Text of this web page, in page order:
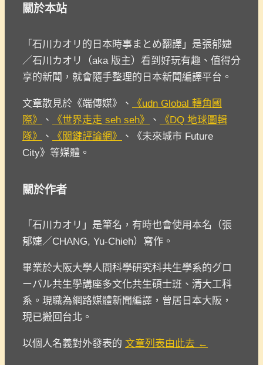
關於本站
「石川カオリ的日本時事まとめ翻譯」是張郁婕
／石川カオリ（aka 版主）看到好玩有趣、值得分
享的新聞，就會隨手整理的日本新聞編譯平台。
文章散見於《端傳媒》、
《udn Global 轉角國
際》
、 《世界走走 seh seh》 、
《DQ 地球圖輯
隊》
、 《關鍵評論網》
、《未來城市 Future
City》等媒體。
關於作者
「石川カオリ」是筆名，有時也會使用本名（張
郁婕／CHANG, Yu-Chieh）寫作。
畢業於大阪大學人間科學研究科共生學系的グロ
ーバル共生學講座多文化共生碩士班、清大工科
系。現職為網路媒體新聞編譯，曾居日本大阪，
現已搬回台北。
以個人名義對外發表的 文章列表由此去 ←